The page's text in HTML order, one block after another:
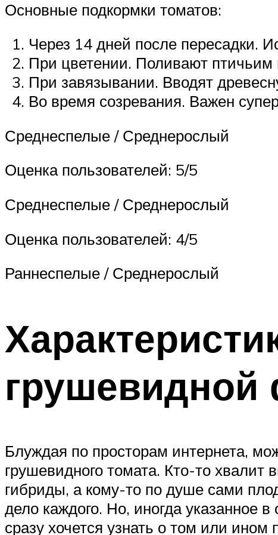
Основные подкормки томатов:
Через 14 дней после пересадки.
При цветении. Поливают
При завязывании. Вводят
Во время созревания. Важен
Среднеспелые / Среднерослый
Оценка пользователей: 5/5
Среднеспелые / Среднерослый
Оценка пользователей: 4/5
Раннеспелые / Среднерослый
Блуждая по просторам интернета,
грушевидного томата. Кто-то
гибриды, а кому-то по душе сами
дело каждого. Но, иногда указанное
сразу хочется узнать о том или